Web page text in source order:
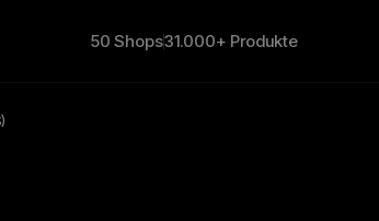
50 Shops31.000+ Produkte